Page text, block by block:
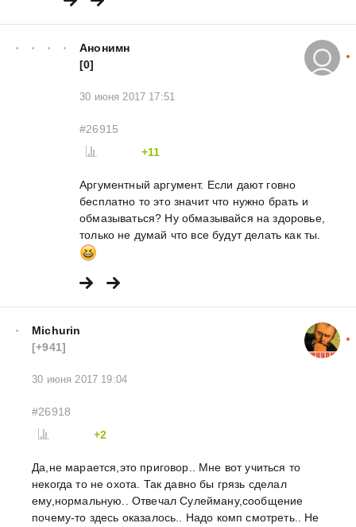
Анонимн
[0]
30 июня 2017 17:51
#26915
+11
Аргументный аргумент. Если дают говно
бесплатно то это значит что нужно брать и
обмазываться? Ну обмазывайся на здоровье,
только не думай что все будут делать как ты.
Michurin
[+941]
30 июня 2017 19:04
#26918
+2
Да,не марается,это приговор.. Мне вот учиться то
некогда то не охота. Так давно бы грязь сделал
ему,нормальную.. Отвечал Сулейману,сообщение
почему-то здесь оказалось.. Надо комп смотреть.. Не